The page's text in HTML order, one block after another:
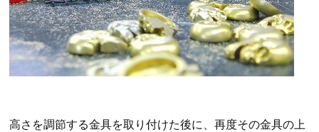
高さを調節する金具を取り付けた後に、再度その金具の上